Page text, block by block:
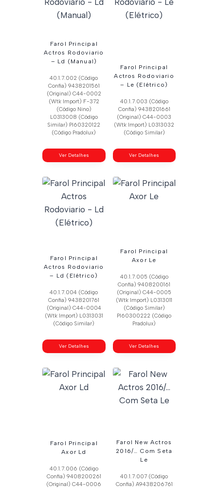
Farol Principal
Actros Rodoviario
– Ld (Manual)
40.1.7.002 (Código
Confia) 9438201561
(Original) C44-0002
(Wtk Import) F-372
(Código Nino)
L0313008 (Código
Similar) Pl60320122
(Código Pradolux)
Ver Detalhes
Farol Principal
Actros Rodoviario
– Le (Elétrico)
40.1.7.003 (Código
Confia) 9438201661
(Original) C44-0003
(Wtk Import) L0313032
(Código Similar)
Ver Detalhes
Farol Principal
Actros Rodoviario
– Ld (Elétrico)
40.1.7.004 (Código
Confia) 9438201761
(Original) C44-0004
(Wtk Import) L0313031
(Código Similar)
Ver Detalhes
Farol Principal
Axor Le
40.1.7.005 (Código
Confia) 9408200161
(Original) C44-0005
(Wtk Import) L0313011
(Código Similar)
Pl60300222 (Código
Pradolux)
Ver Detalhes
Farol Principal
Axor Ld
40.1.7.006 (Código
Confia) 9408200261
(Original) C44-0006
Farol New Actros
2016/… Com Seta
Le
40.1.7.007 (Código
Confia) A9438206761